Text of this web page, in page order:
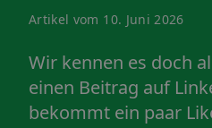
Artikel vom 10. Juni 2026
Wir kennen es doch
einen Beitrag auf
bekommt ein paar